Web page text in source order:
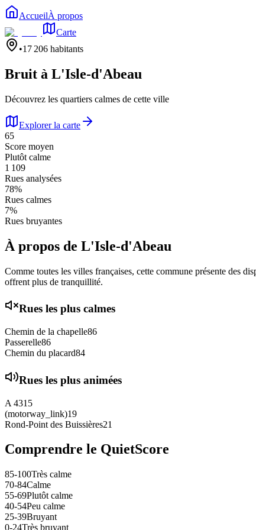
AccueilÀ propos
Carte
•17 206 habitants
Bruit à L'Isle-d'Abeau
Découvrez les quartiers calmes de cette ville
Explorer la carte
65
Score moyen
Plutôt calme
1 109
Rues analysées
78%
Rues calmes
7%
Rues bruyantes
À propos de L'Isle-d'Abeau
Comme toutes les villes françaises, cette commune présente des
offrent plus de tranquillité.
Rues les plus calmes
Chemin de la chapelle86
Passerelle86
Chemin du placard84
Rues les plus animées
A 4315
(motorway_link)19
Rond-Point des Buissières21
Comprendre le QuietScore
85-100Très calme
70-84Calme
55-69Plutôt calme
40-54Peu calme
25-39Bruyant
0-24Très bruyant